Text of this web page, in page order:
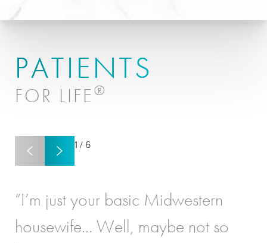
PATIENTS
FOR LIFE®
1 / 6
“I’m just your basic Midwestern
housewife… Well, maybe not so